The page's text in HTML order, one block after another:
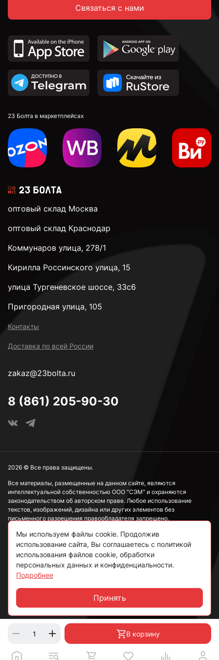
В корзину
Связаться с нами
23 Болта в маркетплейсах
оптовый склад Москва
оптовый склад Краснодар
Коммунаров улица, 278/1
Кирилла Россинского улица, 15
улица Тургеневское шоссе, 33с6
Пригородная улица, 105
Контакты
Доставка по всей России
zakaz@23bolta.ru
8 (861) 205-90-30
Все материалы, размещенные на данном сайте, являются
интеллектуальной собственностью ООО "СЭМ" и охраняются
законодательством об авторском праве. Любое использование
текстов, изображений, дизайна или других элементов без
письменного разрешения правообладателя запрещено.
Информация, представленная на сайте, носит исключительно
ознакомительный характер и не может рассматриваться как
публичная оферта в соответствии со ст. 437 ГК РФ.
Политика конфиденциальности
Согласие на обработку данных
Пользовательское соглашение
2026 © Все права защищены.
Мы используем файлы cookie. Продолжив
использование сайта, Вы соглашаетесь с политикой
использования файлов cookie, обработки
персональных данных и конфиденциальности.
Подробнее
Принять
Чат